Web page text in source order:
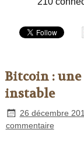
Bitcoin :
instable
26 décembre
commentaire